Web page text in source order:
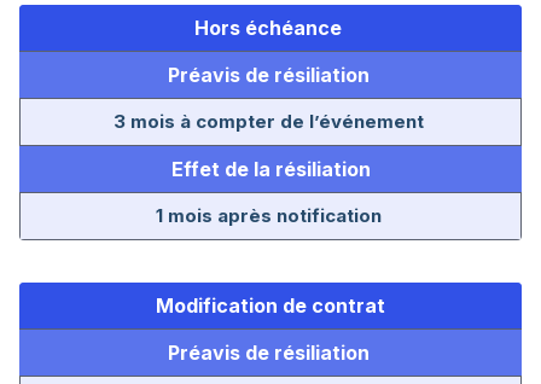
Hors échéance
Préavis de résiliation
3 mois à compter de l’événement
Effet de la résiliation
1 mois après notification
Modification de contrat
Préavis de résiliation